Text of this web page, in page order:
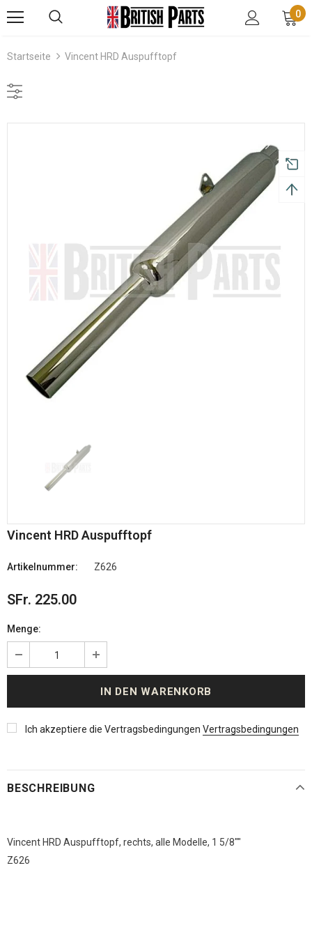
0
Startseite Vincent HRD Auspufftopf
Vincent HRD Auspufftopf
Artikelnummer: Z626
SFr. 225.00
Menge:
Ich akzeptiere die Vertragsbedingungen Vertragsbedingungen
BESCHREIBUNG
Vincent HRD Auspufftopf, rechts, alle Modelle, 1 5/8""
Z626